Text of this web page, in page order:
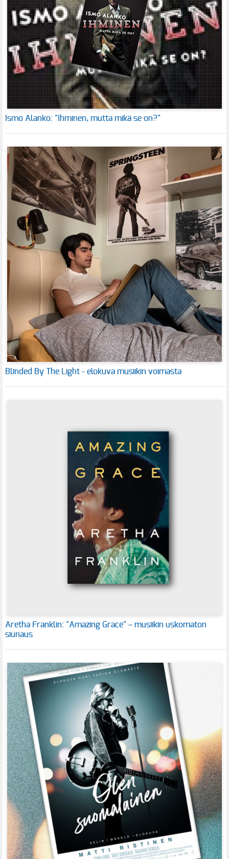
Ismo Alanko: "Ihminen, mutta mikä se on?"
Blinded By The Light - elokuva musiikin voimasta
Aretha Franklin: "Amazing Grace" – musiikin uskomaton
siunaus